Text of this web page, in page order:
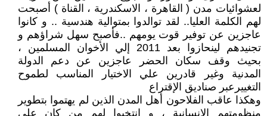
لعشوائيات مدن ( القاهرة ، الاسكندرية ، القناة ) أصبحت
لهم الكلمة العليا.. لقد توالدوا بمتوالية هندسية .. و كانوا
عاجزين عن توفير قوت يومهم ..فأصبح سهل شراؤهم و
تجنيدهم لينحازوا بعد 2011 إلي الأخوان المسلمين ،
بحيث وقف سكان الحضر عاجزين عن دعم الدولة
المدنية وغير قادرين علي الاختيار المناسب لطموح
التغييرعبر صناديق الإقتراع
وهكذا عاقب الفلاحون أهل المدن الذين لم يهتموا بتطوير
منظومتهم الانسانية ، و انتخبوا لهم من كان على